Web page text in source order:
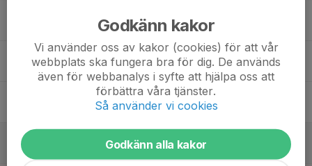
17:30
19:00
Fys/Löpning + Inomhusträning
Utomhus + Maxihallen
21
Lör
Godkänn kakor
Vi använder oss av kakor (cookies) för att vår
webbplats ska fungera bra för dig. De används
även för webbanalys i syfte att hjälpa oss att
förbättra våra tjänster.
Så använder vi cookies
Godkänn alla kakor